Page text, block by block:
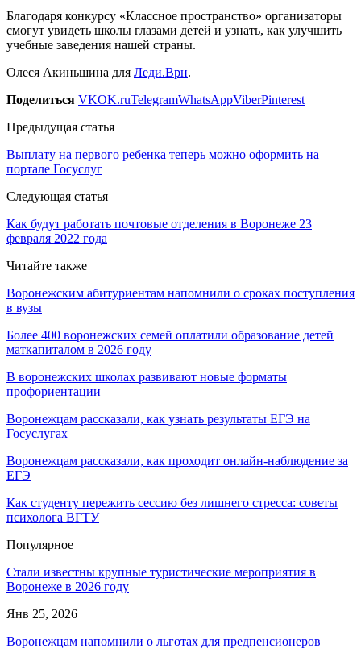
Благодаря конкурсу «Классное пространство» организаторы
смогут увидеть школы глазами детей и узнать, как улучшить
учебные заведения нашей страны.
Олеся Акиньшина для Леди.Врн.
Поделиться VKOK.ruTelegramWhatsAppViberPinterest
Предыдущая статья
Выплату на первого ребенка теперь можно оформить на
портале Госуслуг
Следующая статья
Как будут работать почтовые отделения в Воронеже 23
февраля 2022 года
Читайте также
Воронежским абитуриентам напомнили о сроках поступления
в вузы
Более 400 воронежских семей оплатили образование детей
маткапиталом в 2026 году
В воронежских школах развивают новые форматы
профориентации
Воронежцам рассказали, как узнать результаты ЕГЭ на
Госуслугах
Воронежцам рассказали, как проходит онлайн-наблюдение за
ЕГЭ
Как студенту пережить сессию без лишнего стресса: советы
психолога ВГТУ
Популярное
Стали известны крупные туристические мероприятия в
Воронеже в 2026 году
Янв 25, 2026
Воронежцам напомнили о льготах для предпенсионеров